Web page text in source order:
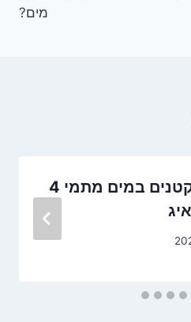
מים?
חלקיקים שחורים קטנים במים מתמי 4